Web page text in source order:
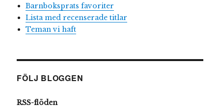
Barnboksprats favoriter
Lista med recenserade titlar
Teman vi haft
FÖLJ BLOGGEN
RSS-flöden